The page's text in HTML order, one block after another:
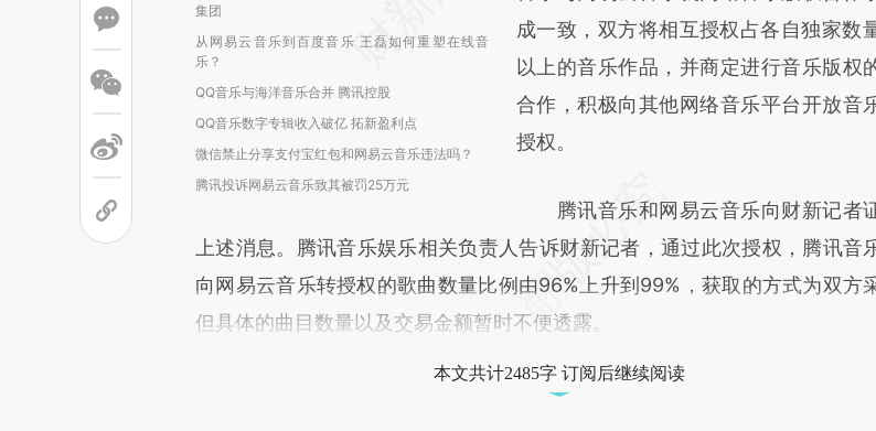
集团
从网易云音乐到百度音乐 王磊如何重塑在线音
乐？
QQ音乐与海洋音乐合并 腾讯控股
QQ音乐数字专辑收入破亿 拓新盈利点
微信禁止分享支付宝红包和网易云音乐违法吗？
腾讯投诉网易云音乐致其被罚25万元
成一致，双方将相互授权占各自独家数
以上的音乐作品，并商定进行音乐版权
合作，积极向其他网络音乐平台开放音
授权。
腾讯音乐和网易云音乐向财新记者
上述消息。腾讯音乐娱乐相关负责人告诉财新记者，通过此次授权，腾讯音
向网易云音乐转授权的歌曲数量比例由96%上升到99%，获取的方式为双方
但具体的曲目数量以及交易金额暂时不便透露。
本文共计2485字 订阅后继续阅读